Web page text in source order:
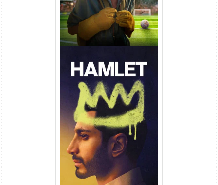
Hamlet Torrent (2026) WEB-
DL 1080p Dual Áudio